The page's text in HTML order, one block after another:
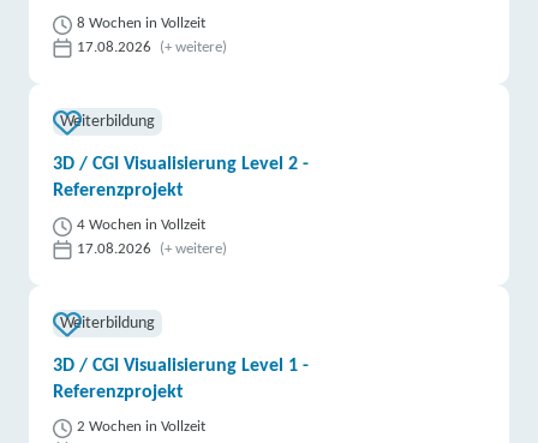
8 Wochen in Vollzeit
17.08.2026
(+ weitere)
Weiterbildung
3D / CGI Visualisierung Level 2 -
Referenzprojekt
4 Wochen in Vollzeit
17.08.2026
(+ weitere)
Weiterbildung
3D / CGI Visualisierung Level 1 -
Referenzprojekt
2 Wochen in Vollzeit